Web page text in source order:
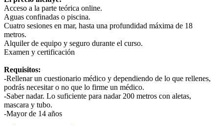
Acceso a la parte teórica online.
Aguas confinadas o piscina.
Cuatro sesiones en mar, hasta una profundidad máxima de 18
metros.
Alquiler de equipo y seguro durante el curso.
Examen y certificación
Requisitos:
-Rellenar un cuestionario médico y dependiendo de lo que rellenes,
podrás necesitar o no que lo firme un médico.
-Saber nadar. Lo suficiente para nadar 200 metros con aletas,
mascara y tubo.
-Mayor de 14 años